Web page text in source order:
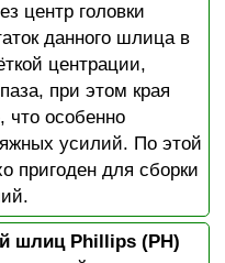
центр головки
данного шлица в
центрации,
при этом края
особенно
усилий. По этой
пригоден для сборки
шлиц Phillips (PH)